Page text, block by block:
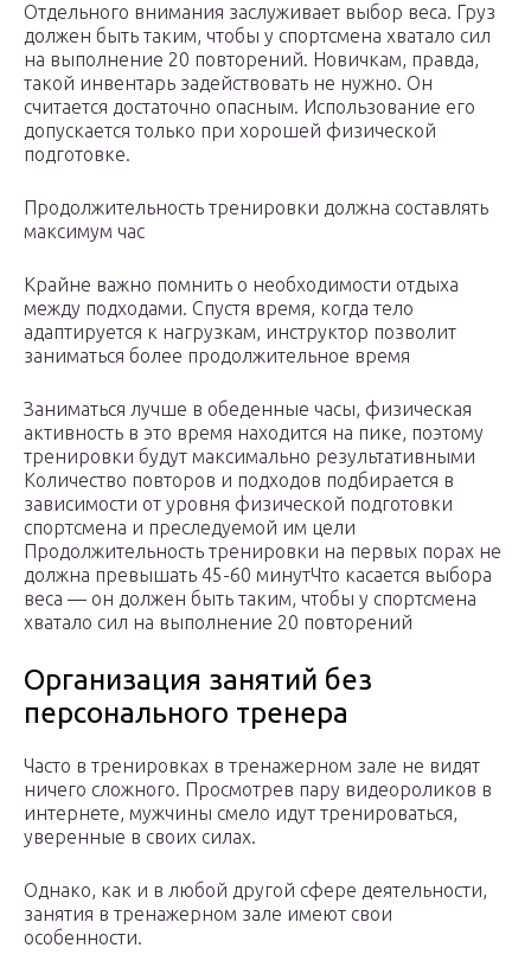
Отдельного внимания заслуживает выбор веса. Груз
должен быть таким, чтобы у спортсмена хватало сил
на выполнение 20 повторений. Новичкам, правда,
такой инвентарь задействовать не нужно. Он
считается достаточно опасным. Использование его
допускается только при хорошей физической
подготовке.
Продолжительность тренировки должна составлять
максимум час
Крайне важно помнить о необходимости отдыха
между подходами. Спустя время, когда тело
адаптируется к нагрузкам, инструктор позволит
заниматься более продолжительное время
Заниматься лучше в обеденные часы, физическая
активность в это время находится на пике, поэтому
тренировки будут максимально результативными
Количество повторов и подходов подбирается в
зависимости от уровня физической подготовки
спортсмена и преследуемой им цели
Продолжительность тренировки на первых порах не
должна превышать 45-60 минутЧто касается выбора
веса — он должен быть таким, чтобы у спортсмена
хватало сил на выполнение 20 повторений
Организация занятий без
персонального тренера
Часто в тренировках в тренажерном зале не видят
ничего сложного. Просмотрев пару видеороликов в
интернете, мужчины смело идут тренироваться,
уверенные в своих силах.
Однако, как и в любой другой сфере деятельности,
занятия в тренажерном зале имеют свои
особенности.